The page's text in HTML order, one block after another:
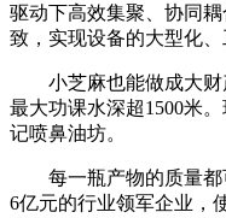
驱动下高效集聚、协同
致，实现设备的大型化、
小芝麻也能做成大财
最大功课水深超1500米
记喷鼻油坊。
每一瓶产物的质量都
6亿元的行业领军企业，